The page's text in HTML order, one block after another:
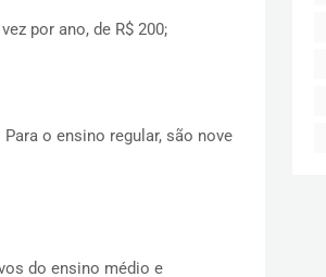
por ano, de R$ 200;
o ensino regular, são nove
do ensino médio e